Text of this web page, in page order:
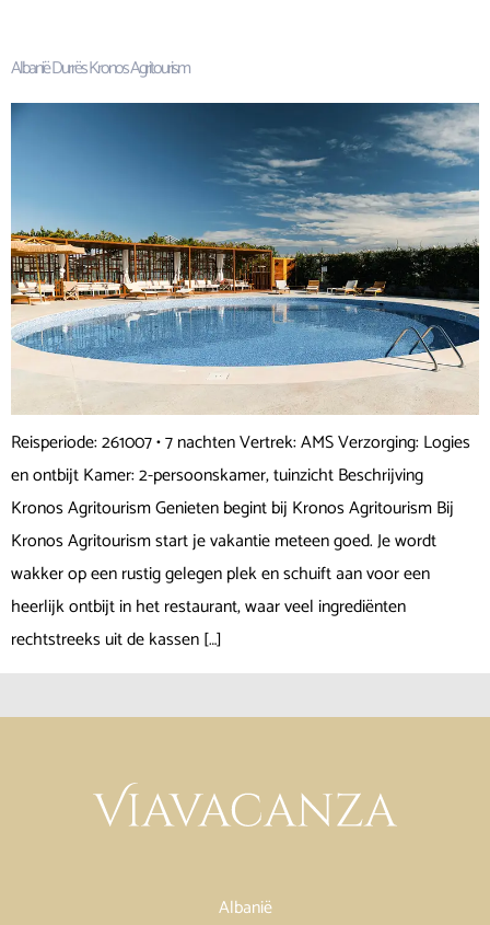
Albanië Durrës Kronos Agritourism
Reisperiode: 261007 • 7 nachten Vertrek: AMS Verzorging: Logies
en ontbijt Kamer: 2-persoonskamer, tuinzicht Beschrijving
Kronos Agritourism Genieten begint bij Kronos Agritourism Bij
Kronos Agritourism start je vakantie meteen goed. Je wordt
wakker op een rustig gelegen plek en schuift aan voor een
heerlijk ontbijt in het restaurant, waar veel ingrediënten
rechtstreeks uit de kassen […]
Albanië